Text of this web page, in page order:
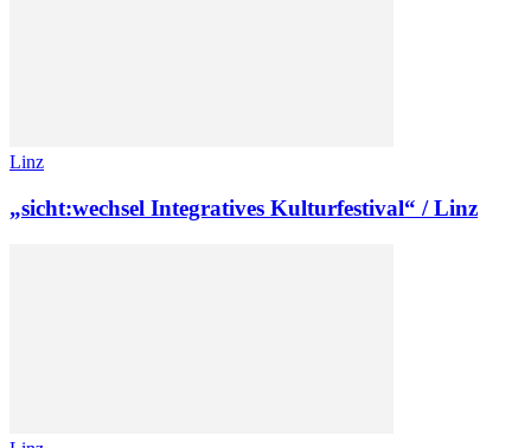
Linz
„sicht:wechsel Integratives Kulturfestival“ / Linz